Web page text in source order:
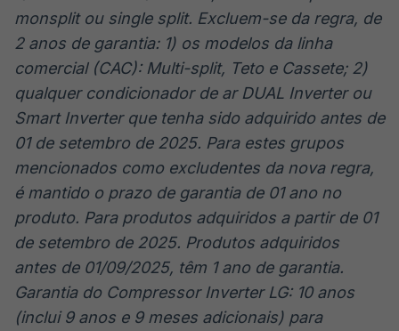
monsplit ou single split. Excluem-se da regra, de
2 anos de garantia: 1) os modelos da linha
comercial (CAC): Multi-split, Teto e Cassete; 2)
qualquer condicionador de ar DUAL Inverter ou
Smart Inverter que tenha sido adquirido antes de
01 de setembro de 2025. Para estes grupos
mencionados como excludentes da nova regra,
é mantido o prazo de garantia de 01 ano no
produto. Para produtos adquiridos a partir de 01
de setembro de 2025. Produtos adquiridos
antes de 01/09/2025, têm 1 ano de garantia.
Garantia do Compressor Inverter LG: 10 anos
(inclui 9 anos e 9 meses adicionais) para